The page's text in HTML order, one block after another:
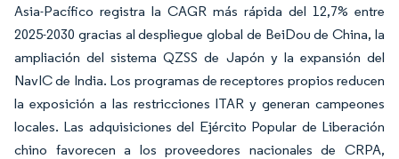
Asia-Pacífico registra la CAGR más rápida del 12,7% entre
2025-2030 gracias al despliegue global de BeiDou de China, la
ampliación del sistema QZSS de Japón y la expansión del
NavIC de India. Los programas de receptores propios reducen
la exposición a las restricciones ITAR y generan campeones
locales. Las adquisiciones del Ejército Popular de Liberación
chino favorecen a los proveedores nacionales de CRPA,